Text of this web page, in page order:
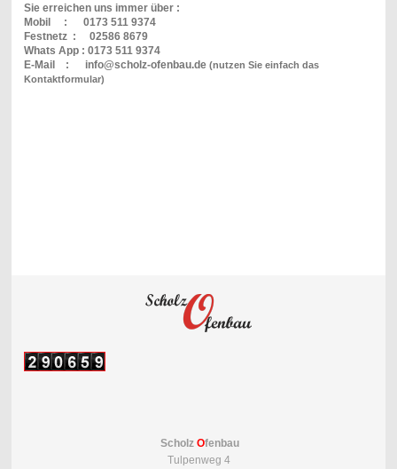
Sie erreichen uns immer über :
Mobil : 0173 511 9374
Festnetz : 02586 8679
Whats App : 0173 511 9374
E-Mail : info@scholz-ofenbau.de (nutzen Sie einfach das
Kontaktformular)
Scholz Ofenbau
Tulpenweg 4